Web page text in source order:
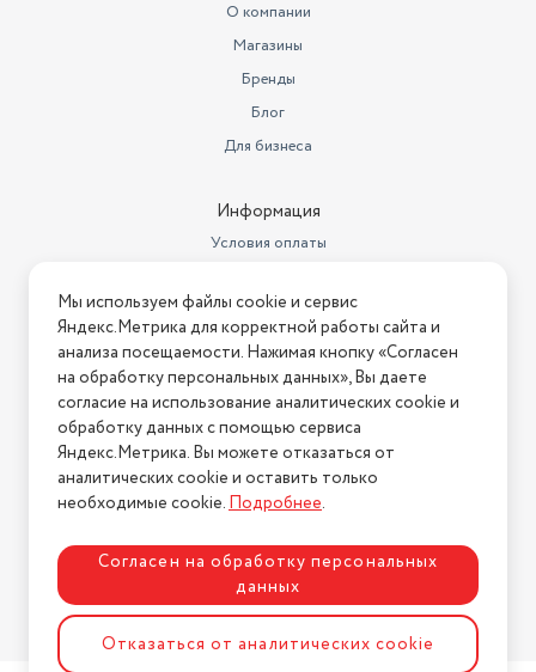
О компании
Магазины
Бренды
Блог
Для бизнеса
Информация
Условия оплаты
Условия возврата
Нашли ошибку на сайте? Напишите нам
2026 © Интернет-магазин "АстМаркет". У нас есть всё!
Политика конфиденциальности
Разработка сайтаASTDESIGN
Мы используем файлы cookie и сервис
Яндекс.Метрика для корректной работы сайта и
анализа посещаемости. Нажимая кнопку «Согласен
на обработку персональных данных», Вы даете
согласие на использование аналитических cookie и
обработку данных с помощью сервиса
Яндекс.Метрика. Вы можете отказаться от
аналитических cookie и оставить только
необходимые cookie.Подробнее.
Согласен на обработку персональных
данных
Отказаться от аналитических cookie